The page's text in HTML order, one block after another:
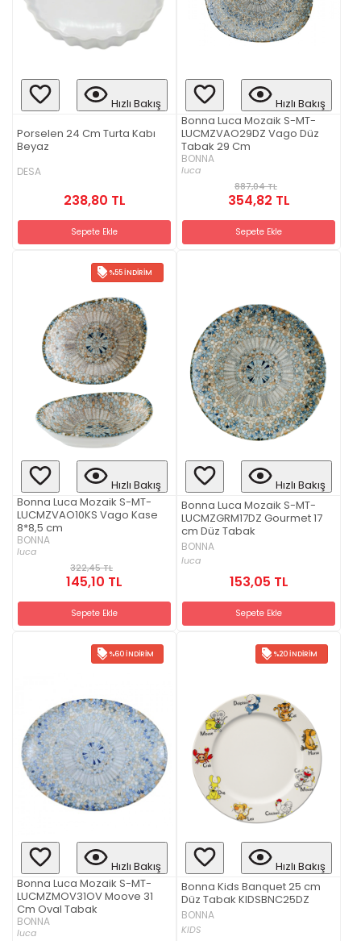
Hızlı Bakış
Porselen 24 Cm Turta Kabı
Beyaz
DESA
238,80 TL
Sepete Ekle
Hızlı Bakış
Bonna Luca Mozaik S-MT-
LUCMZVAO29DZ Vago Düz
Tabak 29 Cm
BONNA
luca
887,04 TL
354,82 TL
Sepete Ekle
%55 İNDIRIM
Hızlı Bakış
Bonna Luca Mozaik S-MT-
LUCMZVAO10KS Vago Kase
8*8,5 cm
BONNA
luca
322,45 TL
145,10 TL
Sepete Ekle
Hızlı Bakış
Bonna Luca Mozaik S-MT-
LUCMZGRM17DZ Gourmet 17
cm Düz Tabak
BONNA
luca
153,05 TL
Sepete Ekle
%60 İNDIRIM
Hızlı Bakış
Bonna Luca Mozaik S-MT-
LUCMZMOV31OV Moove 31
Cm Oval Tabak
BONNA
luca
%20 İNDIRIM
Hızlı Bakış
Bonna Kids Banquet 25 cm
Düz Tabak KIDSBNC25DZ
BONNA
KIDS